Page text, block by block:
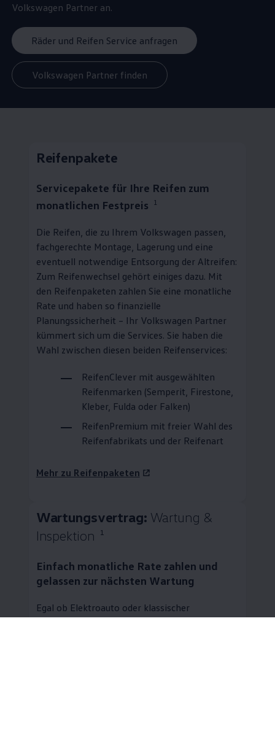
Volkswagen Partner an.
Räder und Reifen Service anfragen
Volkswagen Partner finden
Reifenpakete
Servicepakete für Ihre Reifen zum
monatlichen Festpreis
1
Die Reifen, die zu Ihrem Volkswagen passen,
fachgerechte Montage, Lagerung und eine
eventuell notwendige Entsorgung der Altreifen:
Zum Reifenwechsel gehört einiges dazu. Mit
den Reifenpaketen zahlen Sie eine monatliche
Rate und haben so finanzielle
Planungssicherheit – Ihr Volkswagen Partner
kümmert sich um die Services. Sie haben die
Wahl zwischen diesen beiden Reifenservices:
ReifenClevermit ausgewählten
Reifenmarken (Semperit, Firestone,
Kleber, Fulda oder Falken)
ReifenPremium mit freier Wahl des
Reifenfabrikats und der Reifenart
Mehr zu Reifenpaketen
Wartungsvertrag: Wartung &
Inspektion
1
Einfach monatliche Rate zahlen und
gelassen zur nächsten Wartung
Egal ob Elektroauto oder klassischer